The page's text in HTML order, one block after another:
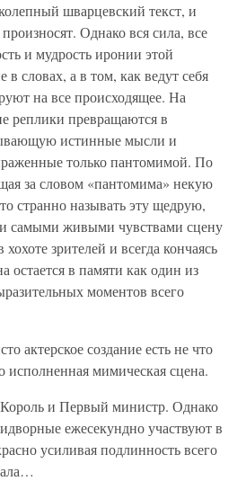
шварцевский текст, и
Однако вся сила, все
и мудрость иронии этой
словах, а в том, как ведут себя
на все происходящее. На
реплики превращаются в
истинные мысли и
только пантомимой. По
за словом «пантомима» некую
странно называть эту щедрую,
самыми живыми чувствами сцену
зрителей и всегда кончаясь
остается в памяти как один из
моментов всего
актерское создание есть не что
исполненная мимическая сцена.
и Первый министр. Однако
ежесекундно участвуют в
усиливая подлинность всего